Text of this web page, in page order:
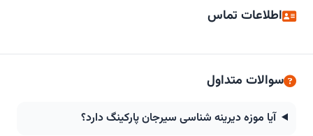
اطلاعات تماس
سوالات متداول
آیا موزه دیرینه‌ شناسی سیرجان پارکینگ دارد؟